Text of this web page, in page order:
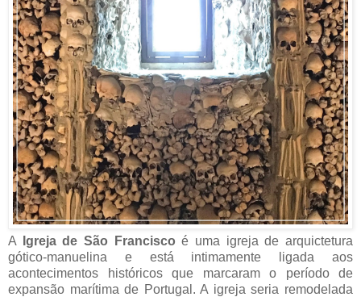
A Igreja de São Francisco é uma igreja de arquictetura
gótico-manuelina e está intimamente ligada aos
acontecimentos históricos que marcaram o período de
expansão marítima de Portugal. A igreja seria remodelada